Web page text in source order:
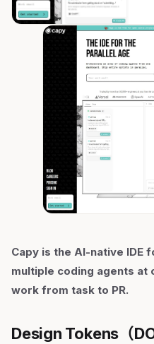
Capy is the AI-native IDE
multiple coding agents at
work from task to PR.
Design Tokens（